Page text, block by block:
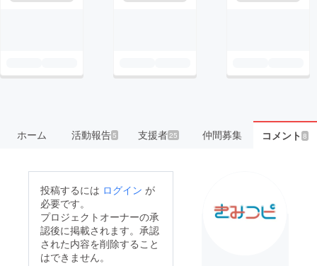
ホーム 活動報告5 支援者 25 仲間募集 コメント8
投稿するには ログイン が
必要です。
プロジェクトオーナーの承
認後に掲載されます。承認
された内容を削除すること
はできません。